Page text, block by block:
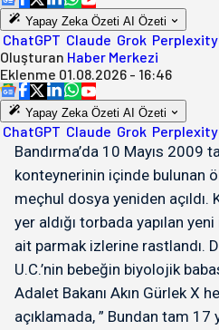
Yapay Zeka Özeti AI Özeti
ChatGPT Claude Grok Perplexity
Oluşturan Haber Merkezi
Eklenme 01.08.2026 - 16:46
Yapay Zeka Özeti AI Özeti
ChatGPT Claude Grok Perplexity
Bandırma’da 10 Mayıs 2009
konteynerinin içinde bulunan
meçhul dosya yeniden açıldı.
yer aldığı torbada yapılan
ait parmak izlerine rastlandı.
U.C.’nin bebeğin biyolojik
Adalet Bakanı Akın Gürlek X
açıklamada, ” Bundan tam 17